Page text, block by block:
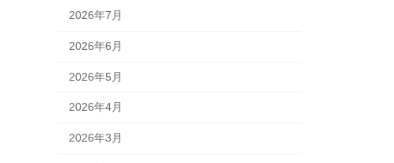
2026年7月
2026年6月
2026年5月
2026年4月
2026年3月